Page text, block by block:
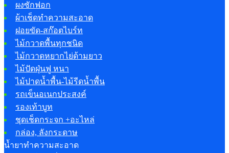
ผงซักฟอก
ผ้าเช็ดทำความสะอาด
ฝอยขัด-สก๊อตไบร์ท
ไม้กวาดพื้นทุกชนิด
ไม้กวาดหยากไย่ด้ามยาว
ไม้ปัดฝุ่นฟู หนา
ไม้ปาดน้ำพื้น-ไม้รีดน้ำพื้น
รถเข็นอเนกประสงค์
รองเท้าบูท
ชุดเช็ดกระจก +อะไหล่
กล่อง, ลังกระดาษ
น้ำยาทำความสะอาด